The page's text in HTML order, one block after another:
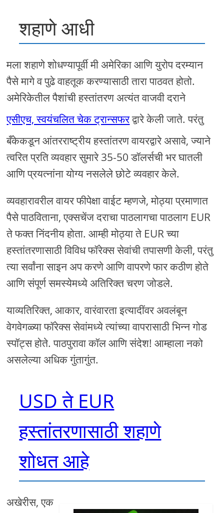
शहाणे आधी
मला शहाणे शोधण्यापूर्वी मी अमेरिका आणि युरोप दरम्यान
पैसे मागे व पुढे वाहतूक करण्यासाठी तारा पाठवत होतो.
अमेरिकेतील पैशांची हस्तांतरण अत्यंत वाजवी दराने
एसीएच, स्वयंचलित चेक ट्रान्सफरद्वारे केली जाते. परंतु
बँकेकडून आंतरराष्ट्रीय हस्तांतरण वायरद्वारे असावे, ज्याने
त्वरित प्रति व्यवहार सुमारे 35-50 डॉलर्सची भर घातली
आणि प्रयत्नांना योग्य नसलेले छोटे व्यवहार केले.
व्यवहारावरील वायर फीपेक्षा वाईट म्हणजे, मोठ्या प्रमाणात
पैसे पाठविताना, एक्सचेंज दराचा पाठलागचा पाठलाग EUR
ते फक्त निंदनीय होता. आम्ही मोठ्या ते EUR च्या
हस्तांतरणासाठी विविध फॉरेक्स सेवांची तपासणी केली, परंतु
त्या सर्वांना साइन अप करणे आणि वापरणे फार कठीण होते
आणि संपूर्ण समस्येमध्ये अतिरिक्त चरण जोडले.
याव्यतिरिक्त, आकार, वारंवारता इत्यादींवर अवलंबून
वेगवेगळ्या फॉरेक्स सेवांमध्ये त्यांच्या वापरासाठी भिन्न गोड
स्पॉट्स होते. पाठपुरावा कॉल आणि संदेश! आम्हाला नको
असलेल्या अधिक गुंतागुंत.
USD ते EUR
हस्तांतरणासाठी शहाणे
शोधत आहे
अखेरीस, एक